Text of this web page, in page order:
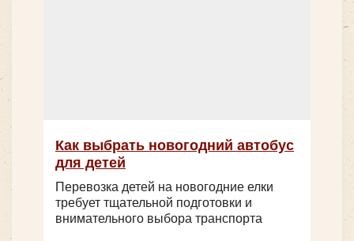
Как выбрать новогодний автобус
для детей
Перевозка детей на новогодние елки
требует тщательной подготовки и
внимательного выбора транспорта